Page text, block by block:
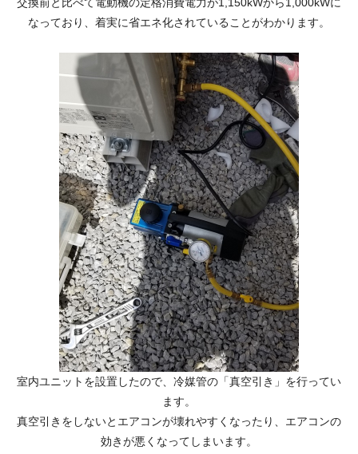
なっており、着実に省エネ化されていることがわかります。
室内ユニットを設置したので、冷媒管の「真空引き」を行ってい
ます。
真空引きをしないとエアコンが壊れやすくなったり、エアコンの
効きが悪くなってしまいます。